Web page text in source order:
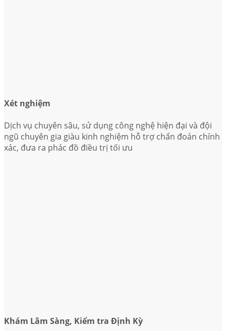
Xét nghiệm
Dịch vụ chuyên sâu, sử dụng công nghệ hiện đại và đội
ngũ chuyên gia giàu kinh nghiệm hỗ trợ chẩn đoán chính
xác, đưa ra phác đồ điều trị tối ưu
Khám Lâm Sàng, Kiểm tra Định Kỳ